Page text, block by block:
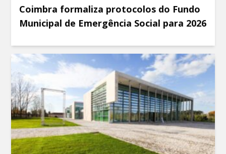
Coimbra formaliza protocolos do Fundo
Municipal de Emergência Social para 2026